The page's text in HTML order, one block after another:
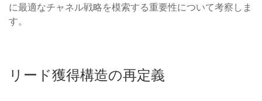
に最適なチャネル戦略を模索する重要性について考察しま
す。
リード獲得構造の再定義